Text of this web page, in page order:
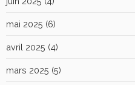
mai 2025 (6)
avril 2025 (4)
mars 2025 (5)